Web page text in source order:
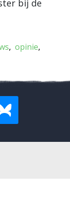
bij de
opinie